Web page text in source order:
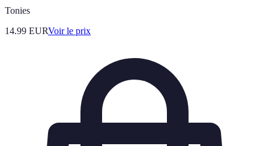
Tonies
14.99 EURVoir le prix